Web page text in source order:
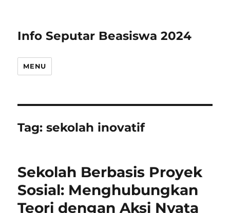
Info Seputar Beasiswa 2024
MENU
Tag:sekolah inovatif
Sekolah Berbasis Proyek
Sosial: Menghubungkan
Teori dengan Aksi Nyata